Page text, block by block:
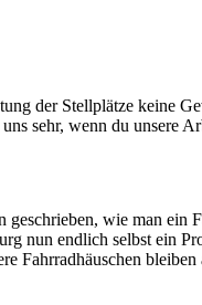
der Stellplätze keine
sehr, wenn du unsere
wie man
nun endlich selbst ein
Fahrradhäuschen bleiben